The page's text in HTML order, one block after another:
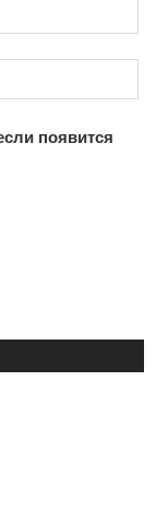
появится